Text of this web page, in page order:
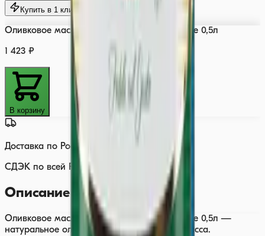
Купить в 1 клик
Оливковое масло BARBERA Extra Virgin Alive 0,5л
1 423 ₽
В корзину
Доставка по России
СДЭК по всей России
Описание
Оливковое масло BARBERA Extra Virgin Alive 0,5л —
натуральное оливковое масло премиум-класса.